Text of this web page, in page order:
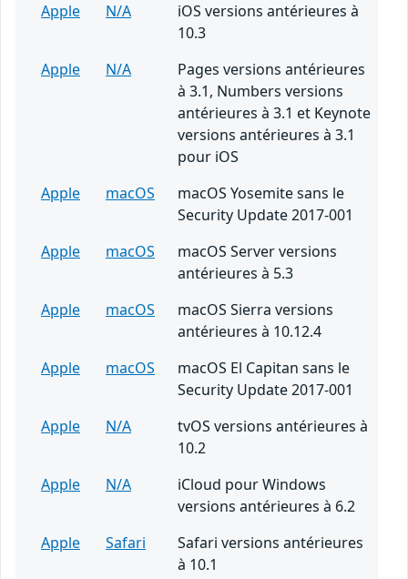
Apple
N/A
iOS versions antérieures à
10.3
Apple
N/A
Pages versions antérieures
à 3.1, Numbers versions
antérieures à 3.1 et Keynote
versions antérieures à 3.1
pour iOS
Apple
macOS
macOS Yosemite sans le
Security Update 2017-001
Apple
macOS
macOS Server versions
antérieures à 5.3
Apple
macOS
macOS Sierra versions
antérieures à 10.12.4
Apple
macOS
macOS El Capitan sans le
Security Update 2017-001
Apple
N/A
tvOS versions antérieures à
10.2
Apple
N/A
iCloud pour Windows
versions antérieures à 6.2
Apple
Safari
Safari versions antérieures
à 10.1